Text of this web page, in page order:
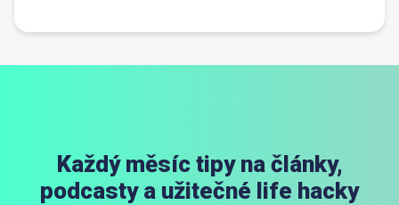
Každý měsíc tipy na články,
podcasty a užitečné life hacky